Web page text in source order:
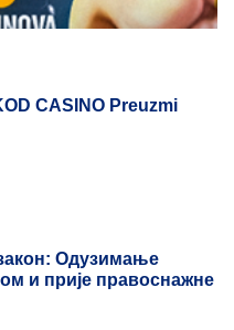
CASINO Preuzmi
Одузимање
и прије правоснажне